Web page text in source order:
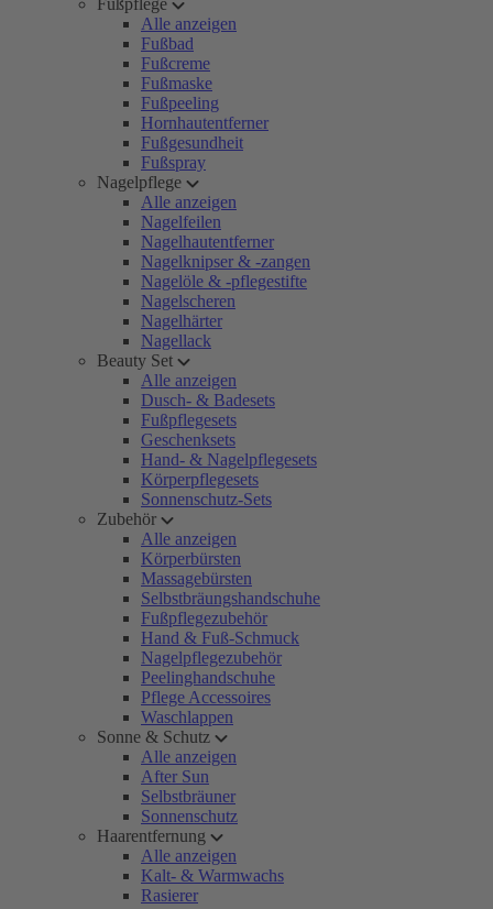
Fußpflege
Alle anzeigen
Fußbad
Fußcreme
Fußmaske
Fußpeeling
Hornhautentferner
Fußgesundheit
Fußspray
Nagelpflege
Alle anzeigen
Nagelfeilen
Nagelhautentferner
Nagelknipser & -zangen
Nagelöle & -pflegestifte
Nagelscheren
Nagelhärter
Nagellack
Beauty Set
Alle anzeigen
Dusch- & Badesets
Fußpflegesets
Geschenksets
Hand- & Nagelpflegesets
Körperpflegesets
Sonnenschutz-Sets
Zubehör
Alle anzeigen
Körperbürsten
Massagebürsten
Selbstbräungshandschuhe
Fußpflegezubehör
Hand & Fuß-Schmuck
Nagelpflegezubehör
Peelinghandschuhe
Pflege Accessoires
Waschlappen
Sonne & Schutz
Alle anzeigen
After Sun
Selbstbräuner
Sonnenschutz
Haarentfernung
Alle anzeigen
Kalt- & Warmwachs
Rasierer